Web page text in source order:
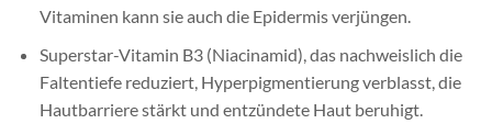
Vitaminen kann sie auch die Epidermis verjüngen.
Superstar-Vitamin B3 (Niacinamid), das nachweislich die
Faltentiefe reduziert, Hyperpigmentierung verblasst, die
Hautbarriere stärkt und entzündete Haut beruhigt.